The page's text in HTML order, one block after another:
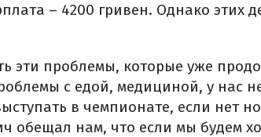
– 4200 гривен. Однако этих
эти проблемы, которые уже
с едой, медициной, у нас
в чемпионате, если нет
обещал нам, что если мы будем